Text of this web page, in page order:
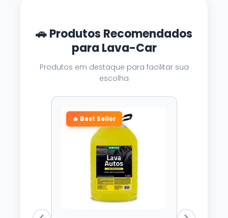
🚗 Produtos Recomendados
para Lava-Car
Produtos em destaque para facilitar sua
escolha
🔥 Best Seller